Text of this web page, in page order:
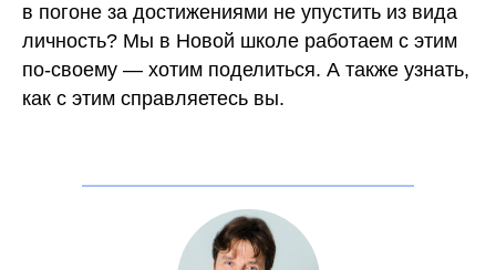
в погоне за достижениями не упустить из вида
личность? Мы в Новой школе работаем с этим
по-своему — хотим поделиться. А также узнать,
как с этим справляетесь вы.